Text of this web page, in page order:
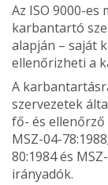
Az ISO 9000-
karbantartó
alapján – saját
ellenőrizheti a
A
szervezetek
fő- és
MSZ-04-
80:1984 és
irányadók.